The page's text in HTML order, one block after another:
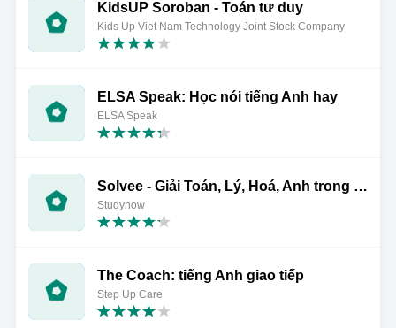
KidsUP Soroban - Toán tư duy
Kids Up Viet Nam Technology Joint Stock Company
ELSA Speak: Học nói tiếng Anh hay
ELSA Speak
Solvee - Giải Toán, Lý, Hoá, Anh trong 5 giây
Studynow
The Coach: tiếng Anh giao tiếp
Step Up Care